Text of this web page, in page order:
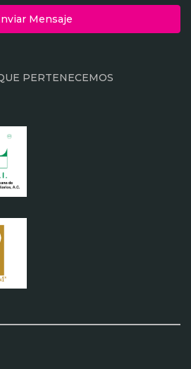
Mensaje
PERTENECEMOS